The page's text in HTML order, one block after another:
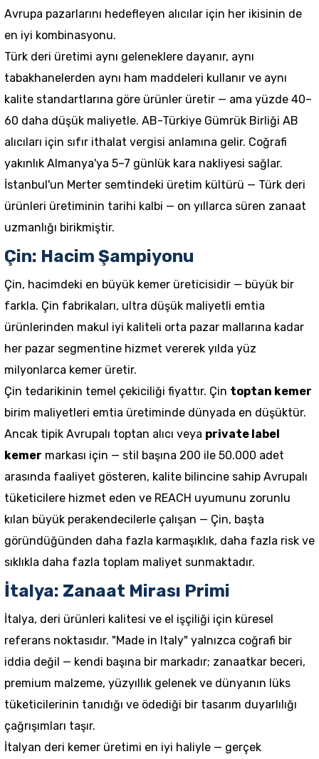
Avrupa pazarlarını hedefleyen alıcılar için her ikisinin de
en iyi kombinasyonu.
Türk deri üretimi aynı geleneklere dayanır, aynı
tabakhanelerden aynı ham maddeleri kullanır ve aynı
kalite standartlarına göre ürünler üretir — ama yüzde 40–
60 daha düşük maliyetle. AB-Türkiye Gümrük Birliği AB
alıcıları için sıfır ithalat vergisi anlamına gelir. Coğrafi
yakınlık Almanya'ya 5–7 günlük kara nakliyesi sağlar.
İstanbul'un Merter semtindeki üretim kültürü — Türk deri
ürünleri üretiminin tarihi kalbi — on yıllarca süren zanaat
uzmanlığı birikmiştir.
Çin: Hacim Şampiyonu
Çin, hacimdeki en büyük kemer üreticisidir — büyük bir
farkla. Çin fabrikaları, ultra düşük maliyetli emtia
ürünlerinden makul iyi kaliteli orta pazar mallarına kadar
her pazar segmentine hizmet vererek yılda yüz
milyonlarca kemer üretir.
Çin tedarikinin temel çekiciliği fiyattır. Çin toptan kemer
birim maliyetleri emtia üretiminde dünyada en düşüktür.
Ancak tipik Avrupalı toptan alıcı veya private label
kemer markası için — stil başına 200 ile 50.000 adet
arasında faaliyet gösteren, kalite bilincine sahip Avrupalı
tüketicilere hizmet eden ve REACH uyumunu zorunlu
kılan büyük perakendecilerle çalışan — Çin, başta
göründüğünden daha fazla karmaşıklık, daha fazla risk ve
sıklıkla daha fazla toplam maliyet sunmaktadır.
İtalya: Zanaat Mirası Primi
İtalya, deri ürünleri kalitesi ve el işçiliği için küresel
referans noktasıdır. "Made in Italy" yalnızca coğrafi bir
iddia değil — kendi başına bir markadır; zanaatkar beceri,
premium malzeme, yüzyıllık gelenek ve dünyanın lüks
tüketicilerinin tanıdığı ve ödediği bir tasarım duyarlılığı
çağrışımları taşır.
İtalyan deri kemer üretimi en iyi haliyle — gerçek